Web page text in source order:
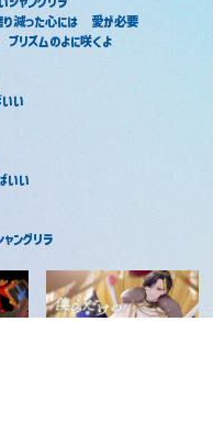
減った心には　愛が必要
リズムのよに咲くよ
い
いい
ングリラ